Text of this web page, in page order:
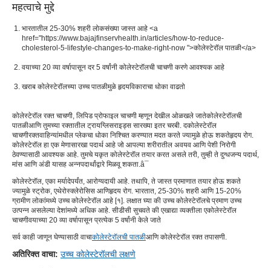
खराब कोलेस्ट्रॉल वाढवणारे अन्न
ए ने काय मोजले जातेकोलेस्टेरॉल रक्त चाचणी?Â
केव्हा मिळेलकोलेस्टेरॉल चाचणीकेले?Â
महत्वाचे मुद्दे
भारतातील 25-30% शहरी लोकसंख्या जास्त आहे <a
href="https://www.bajajfinservhealth.in/articles/how-to-reduce-
cholesterol-5-lifestyle-changes-to-make-right-now ">कोलेस्टेरॉल पातळी</a>
वयाच्या 20 व्या वर्षापासून दर 5 वर्षांनी कोलेस्टेरॉलची चाचणी करणे आवश्यक आहे
खराब कोलेस्टेरॉलच्या उच्च पातळीमुळे हृदयविकाराचा धोका वाढतो
कोलेस्टेरॉल रक्त चाचणी, लिपिड प्रोफाइल चाचणी म्हणून देखील ओळखले जातेकोलेस्टेरॉलची
पातळीआणि तुमच्या रक्तातील ट्रायग्लिसराइड्स सारख्या इतर चरबी. दकोलेस्टेरॉल
चाचणीरक्तवाहिन्यांमधील प्लेकचा धोका निश्चित करण्यात मदत करते ज्यामुळे होऊ शकतेहृदय रोग.
कोलेस्टेरॉल हा एक मेणासारखा पदार्थ आहे जो आपल्या शरीरातील अवयव आणि पेशी निरोगी
ठेवण्यासाठी आवश्यक आहे. तुमचे यकृत कोलेस्टेरॉल तयार करत असले तरी, तुम्ही ते दुग्धजन्य पदार्थ,
मांस आणि अंडी यासह अन्नपदार्थांद्वारे मिळवू शकता.â¯
कोलेस्टेरॉल, एका मर्यादेपर्यंत, आरोग्यदायी आहे. तथापि, ते जास्त प्रमाणात तयार होऊ शकते
ज्यामुळे स्ट्रोक, एथेरोस्क्लेरोसिस आणिहृदय रोग. भारतात, 25-30% शहरी आणि 15-20%
ग्रामीण लोकांमध्ये उच्च कोलेस्टेरॉल आहे [१]. लक्षात घ्या की उच्च कोलेस्टेरॉलचे प्रमाण उच्च
उत्पन्न असलेल्या देशांमध्ये अधिक आहे. सीडीसी सुचवते की एखाद्या व्यक्तीला एकोलेस्टेरॉल
चाचणीवयाच्या 20 व्या वर्षापासून प्रत्येक 5 वर्षांनी केले जाते
सर्व काही जाणून घेण्यासाठी वाचाकोलेस्टेरॉलची पातळीआणि कोलेस्टेरॉल रक्त तपासणी.
अतिरिक्त वाचा: उच्च कोलेस्टेरॉलची लक्षणे